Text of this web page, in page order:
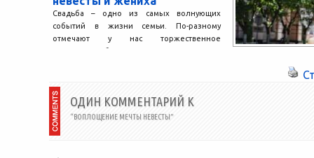
Свадьба – одно из самых волнующих
событий в жизни семьи. По-разному
отмечают у нас торжественное
заключение брака… Одни предпочитают
ОДИН КОММЕНТАРИЙ К
“ВОПЛОЩЕНИЕ МЕЧТЫ НЕВЕСТЫ”